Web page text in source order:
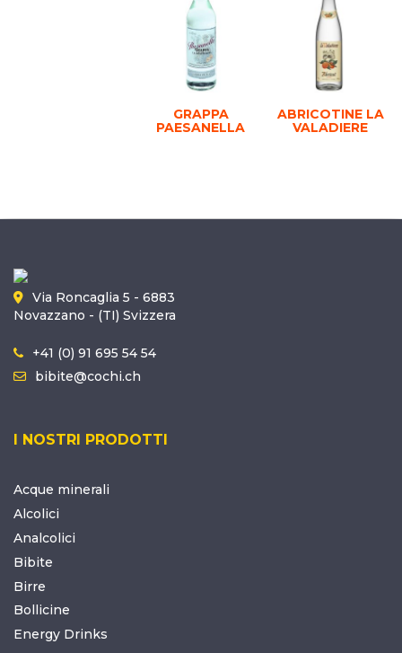
GRAPPA
PAESANELLA
ABRICOTINE LA
VALADIERE
Via Roncaglia 5 - 6883
Novazzano - (TI) Svizzera
+41 (0) 91 695 54 54
bibite@cochi.ch
I NOSTRI PRODOTTI
Acque minerali
Alcolici
Analcolici
Bibite
Birre
Bollicine
Energy Drinks